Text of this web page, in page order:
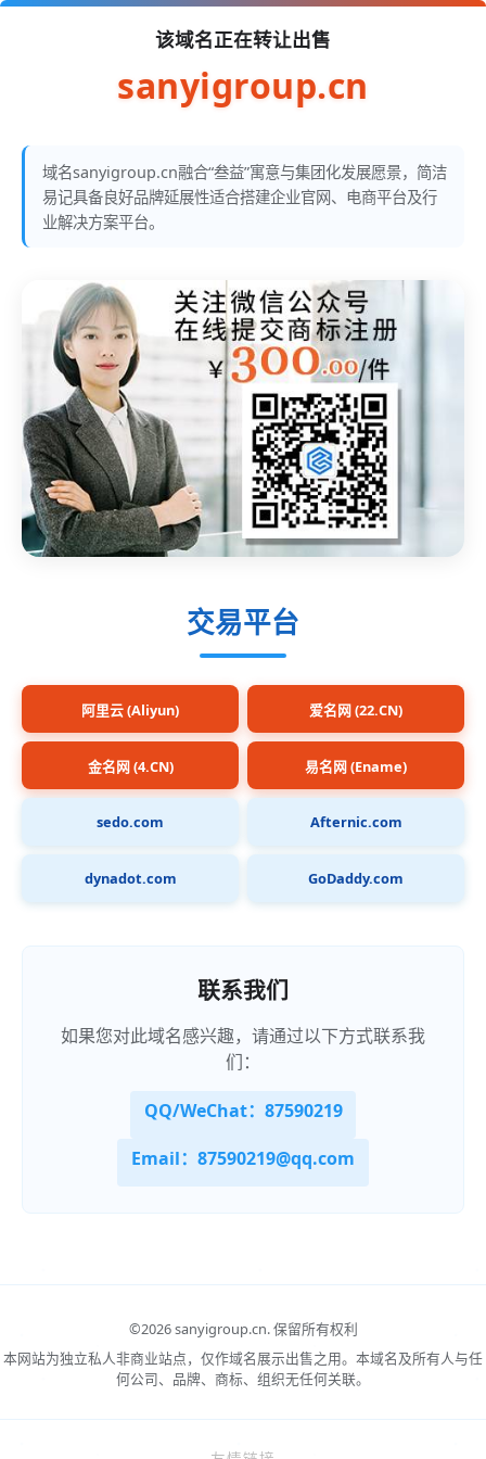
该域名正在转让出售
sanyigroup.cn
域名sanyigroup.cn融合“叁益”寓意与集团化发展愿景，简洁
易记具备良好品牌延展性适合搭建企业官网、电商平台及行
业解决方案平台。
交易平台
阿里云 (Aliyun) 爱名网 (22.CN)
金名网 (4.CN) 易名网 (Ename)
sedo.com Afternic.com
dynadot.com GoDaddy.com
联系我们
如果您对此域名感兴趣，请通过以下方式联系我
们：
QQ/WeChat：87590219
Email：87590219@qq.com
©2026 sanyigroup.cn.保留所有权利
本网站为独立私人非商业站点，仅作域名展示出售之用。本域名及所有人与任
何公司、品牌、商标、组织无任何关联。